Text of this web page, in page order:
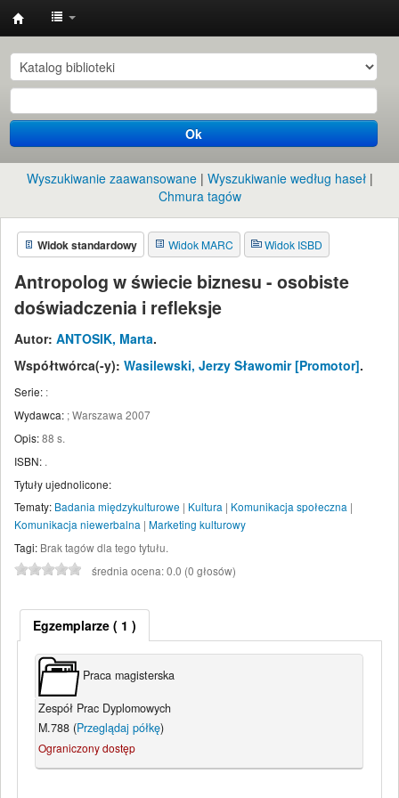
Instytut
Etnologii
i
Antropologii
Kulturowej
UW
Ok
Wyszukiwanie zaawansowane
Wyszukiwanie według haseł
Chmura tagów
Widok standardowy Widok MARC Widok ISBD
Antropolog w świecie biznesu - osobiste
doświadczenia i refleksje
Autor: ANTOSIK, Marta.
Współtwórca(-y): Wasilewski, Jerzy Sławomir[Promotor].
Serie: :
Wydawca: ;Warszawa 2007
Opis:88 s.
ISBN: .
Tytuły ujednolicone:
Tematy: Badania międzykulturowe | Kultura | Komunikacja społeczna |
Komunikacja niewerbalna | Marketing kulturowy
Tagi: Brak tagów dla tego tytułu.
średnia ocena: 0.0 (0 głosów)
Egzemplarze( 1 )
Praca magisterska
Zespół Prac Dyplomowych
M.788 (Przeglądaj półkę)
Ograniczony dostęp